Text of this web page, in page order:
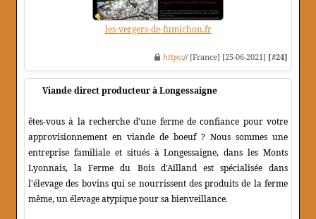
les-vergers-de-fumichon.fr
https:// [France] [25-06-2021] [#24]
Viande direct producteur à Longessaigne
êtes-vous à la recherche d'une ferme de confiance pour votre
approvisionnement en viande de boeuf ? Nous sommes une
entreprise familiale et situés à Longessaigne, dans les Monts
Lyonnais, la Ferme du Bois d'Ailland est spécialisée dans
l'élevage des bovins qui se nourrissent des produits de la ferme
même, un élevage atypique pour sa bienveillance.